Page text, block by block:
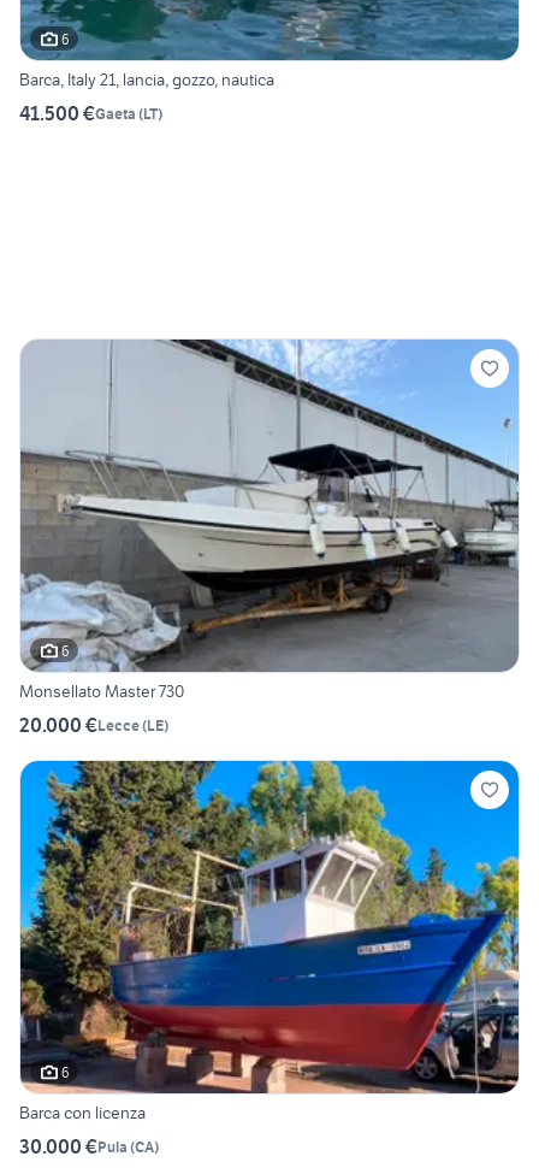
6
Barca, Italy 21, lancia, gozzo, nautica
41.500 €Gaeta (LT)
6
Monsellato Master 730
20.000 €Lecce(LE)
6
Barca con licenza
30.000 €Pula (CA)